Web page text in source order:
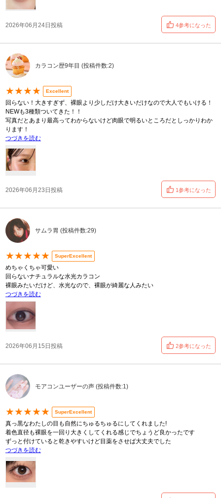
2026年06月24日投稿 4参考になった
カラコン歴9年目 (投稿件数:2)
★★★★ Excellent
回らない！大きすぎず、裸眼より少しだけ大きいだけなので大人でもいける！
NEWも3種類ついてきた！！
写真だとあまり最高ってわからないけど肉眼で明るいところだとしっかりわか
ります！
つづきを読む
2026年06月23日投稿 1参考になった
サムラ胃 (投稿件数:29)
★★★★★ SuperExcellent
めちゃくちゃ可愛い
回らないナチュラルな水光カラコン
裸眼みたいだけど、水光なので、裸眼が綺麗な人みたい
つづきを読む
2026年06月15日投稿 2参考になった
モアコンユーザーの声 (投稿件数:1)
★★★★★ SuperExcellent
真っ黒なわたしの目も自然にちゅるちゅるにしてくれました!
着色直径も裸眼を一回り大きくしてくれる感じでちょうど良かったです
ずっと付けていると乾きやすいけど目薬をさせば大丈夫でした
つづきを読む